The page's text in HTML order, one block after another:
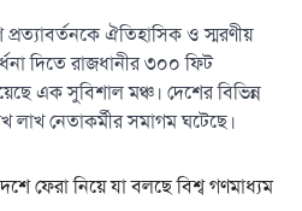
ঐতিহাসিক ও স্মরণীয়
দিতে রাজধানীর ৩০০ ফিট
এক সুবিশাল মঞ্চ। দেশের বিভিন্ন
লাখ নেতাকর্মীর সমাগম ঘটেছে।
ফেরা নিয়ে যা বলছে বিশ্ব গণমাধ্যম